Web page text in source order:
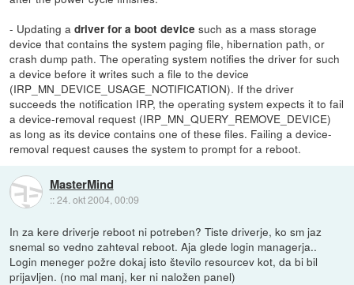
- Updating adriver for a boot device such as a mass storage
device that contains the system paging file, hibernation path, or
crash dump path. The operating system notifies the driver for such
a device before it writes such a file to the device
(IRP_MN_DEVICE_USAGE_NOTIFICATION). If the driver
succeeds the notification IRP, the operating system expects it to fail
a device-removal request (IRP_MN_QUERY_REMOVE_DEVICE)
as long as its device contains one of these files. Failing a device-
removal request causes the system to prompt for a reboot.
MasterMind
::24. okt 2004, 00:09
In za kere driverje reboot ni potreben? Tiste driverje, ko sm jaz
snemal so vedno zahteval reboot. Aja glede login managerja..
Login meneger požre dokaj isto število resourcev kot, da bi bil
prijavljen. (no mal manj, ker ni naložen panel)